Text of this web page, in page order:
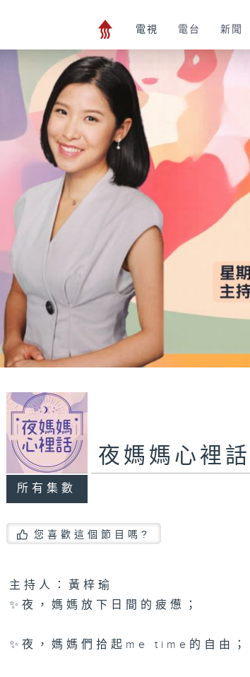
電視 電台 新聞
所有集數
夜媽媽心裡話
您喜歡這個節目嗎?
主持人：黃梓瑜
✨夜，媽媽放下日間的疲憊；
✨夜，媽媽們拾起me time的自由；